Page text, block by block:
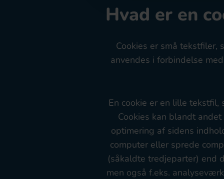
Hvad er en
Cookies er små tekstfiler,
anvendes i forbindelse
En cookie er en lille tekstfil,
Cookies kan blandt
optimering af sidens
computer eller sprede
(såkaldte tredjeparter) end
men også f.eks.